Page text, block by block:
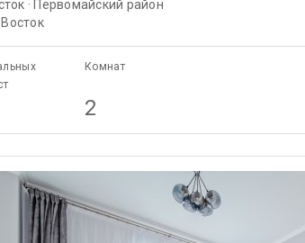
· Первомайский район
Восток
Комнат
2